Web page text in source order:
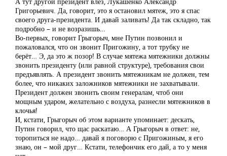
Григорьевич. Да, говорит, это я остановил мятеж, это я спас
своего друга-президента. И давай заливать! Да так складно, так
подробно – и не возразишь…
Во-первых, говорит Грыгорыч, мне Путин позвонил и
пожаловался, что он звонит Пригожину, а тот трубку не
берёт… Э, да это ж позор! В случае мятежа мятежники должны
звонить президенту (или равной структуре), требования свои
предъявлять. А президент звонить мятежникам не должен, тем
более, что никаких заложников мятежники не захватывали.
Президент должен звонить своим генералам, чтоб они
мощным ударом, желательно с воздуха, разнесли мятежников в
клочья!
И, кстати, Грыгорыч об этом варианте упоминает: дескать,
Путин говорил, что щас раскатаю… А Грыгорыч в ответ: не,
торопиться не надо… давай я поговорю с Пригожиным, я его
знаю, он – мой друг… Кстати, телефончик его дай, а то у меня